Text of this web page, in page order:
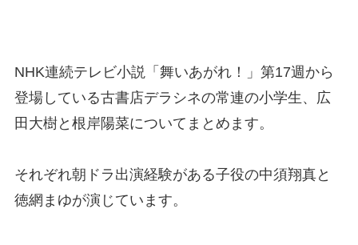
NHK連続テレビ小説「舞いあがれ！」第17週から
登場している古書店デラシネの常連の小学生、広
田大樹と根岸陽菜についてまとめます。
それぞれ朝ドラ出演経験がある子役の中須翔真と
徳網まゆが演じています。